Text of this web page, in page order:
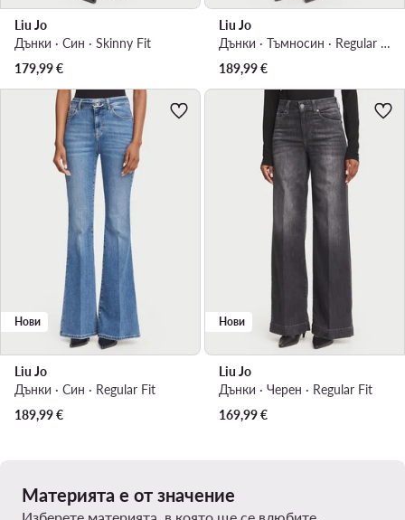
Liu Jo
Дънки · Син · Skinny Fit
179,99€
Liu Jo
Дънки · Тъмносин · Regular Fit
189,99€
Нови
Liu Jo
Дънки · Син · Regular Fit
189,99€
Нови
Liu Jo
Дънки · Черен · Regular Fit
169,99€
Материята е от значение